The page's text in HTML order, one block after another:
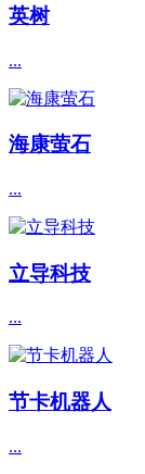
英树
...
海康萤石
...
立导科技
...
节卡机器人
...